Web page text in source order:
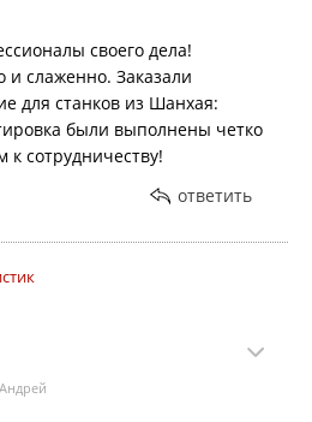
своего дела!
и слаженно. Заказали
для станков из Шанхая:
были выполнены четко
к сотрудничеству!
ответить
Андрей